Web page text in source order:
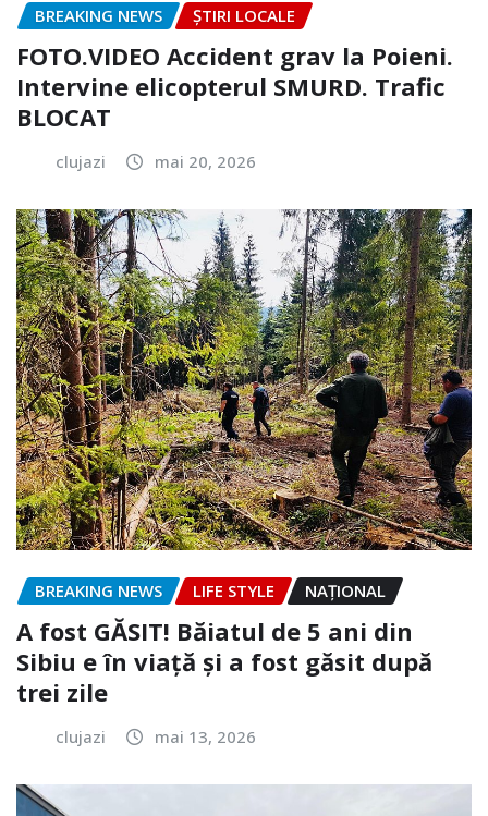
BREAKING NEWS ȘTIRI LOCALE
FOTO.VIDEO Accident grav la Poieni.
Intervine elicopterul SMURD. Trafic
BLOCAT
clujazi mai 20, 2026
BREAKING NEWS LIFE STYLE NAŢIONAL
A fost GĂSIT! Băiatul de 5 ani din
Sibiu e în viață și a fost găsit după
trei zile
clujazi mai 13, 2026